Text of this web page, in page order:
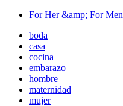
For Her &amp; For Men
boda
casa
cocina
embarazo
hombre
maternidad
mujer